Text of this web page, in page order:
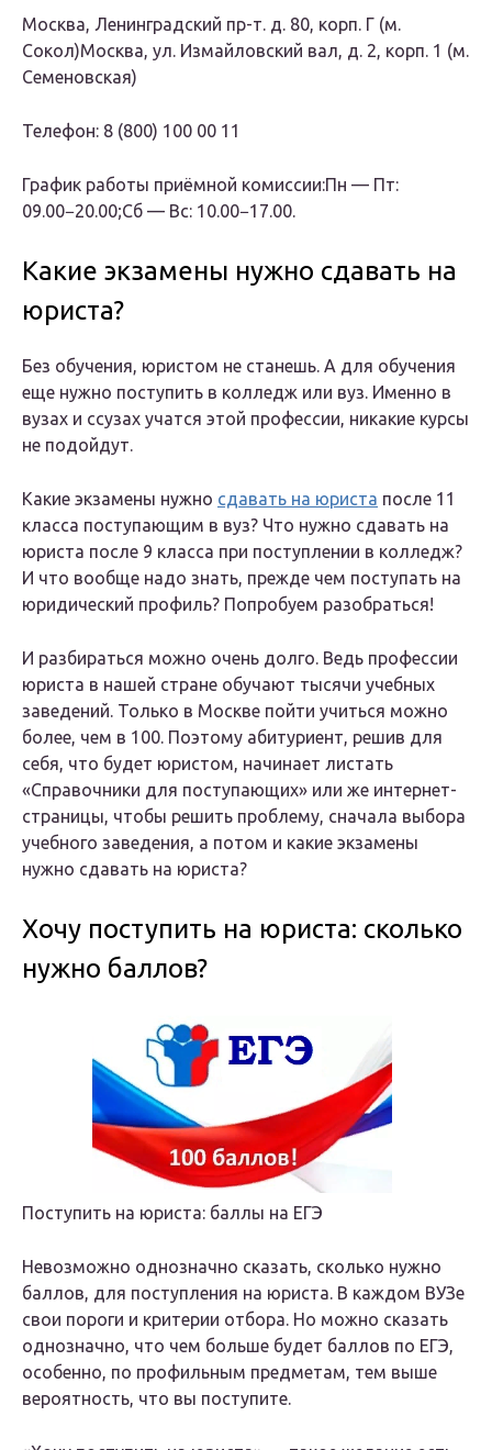
Москва, Ленинградский пр-т. д. 80, корп. Г (м.
Сокол)Москва, ул. Измайловский вал, д. 2, корп. 1 (м.
Семеновская)
Телефон: 8 (800) 100 00 11
График работы приёмной комиссии:Пн — Пт:
09.00−20.00;Сб — Вс: 10.00−17.00.
Какие экзамены нужно сдавать на
юриста?
Без обучения, юристом не станешь. А для обучения
еще нужно поступить в колледж или вуз. Именно в
вузах и ссузах учатся этой профессии, никакие курсы
не подойдут.
Какие экзамены нужно сдавать на юриста после 11
класса поступающим в вуз? Что нужно сдавать на
юриста после 9 класса при поступлении в колледж?
И что вообще надо знать, прежде чем поступать на
юридический профиль? Попробуем разобраться!
И разбираться можно очень долго. Ведь профессии
юриста в нашей стране обучают тысячи учебных
заведений. Только в Москве пойти учиться можно
более, чем в 100. Поэтому абитуриент, решив для
себя, что будет юристом, начинает листать
«Справочники для поступающих» или же интернет-
страницы, чтобы решить проблему, сначала выбора
учебного заведения, а потом и какие экзамены
нужно сдавать на юриста?
Хочу поступить на юриста: сколько
нужно баллов?
Поступить на юриста: баллы на ЕГЭ
Невозможно однозначно сказать, сколько нужно
баллов, для поступления на юриста. В каждом ВУЗе
свои пороги и критерии отбора. Но можно сказать
однозначно, что чем больше будет баллов по ЕГЭ,
особенно, по профильным предметам, тем выше
вероятность, что вы поступите.